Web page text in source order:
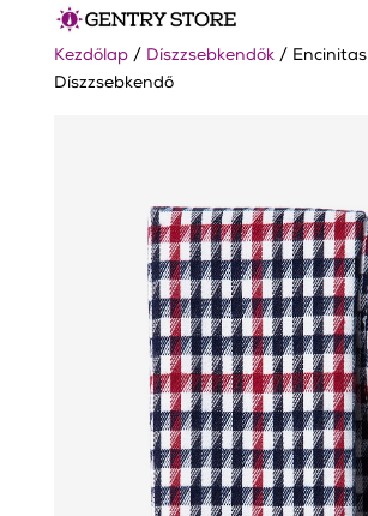
Kezdőlap/ Díszzsebkendők/ Encinitas
Díszzsebkendő